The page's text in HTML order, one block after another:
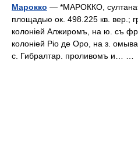
Марокко — *МАРОККО,
площадью ок. 498.225 кв. вер.;
колоніей Алжиромъ, на ю. съ
колоніей Ріо де Оро, на з.
с. Гибралтар. проливомъ и… …